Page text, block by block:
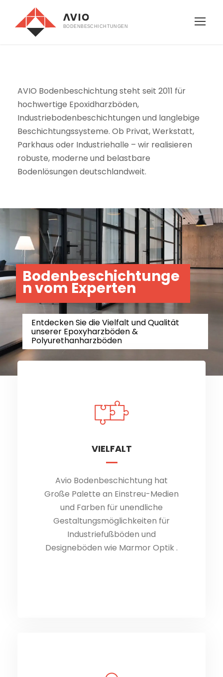
AVIO Bodenbeschichtung steht seit 2011 für
hochwertige Epoxidharzböden,
Industriebodenbeschichtungen und langlebige
Beschichtungssysteme. Ob Privat, Werkstatt,
Parkhaus oder Industriehalle – wir realisieren
robuste, moderne und belastbare
Bodenlösungen deutschlandweit.
Bodenbeschichtunge
n vom Experten
Entdecken Sie die Vielfalt und Qualität
unserer Epoxyharzböden &
Polyurethanharzböden
VIELFALT
Avio Bodenbeschichtung hat
Große Palette an Einstreu-Medien
und Farben für unendliche
Gestaltungsmöglichkeiten für
Industriefußböden und
Designeböden wie Marmor Optik .
VIELFALT
Große Palette an Einstreu-Medien
und Farben für unendliche
Gestaltungsmöglichkeiten.